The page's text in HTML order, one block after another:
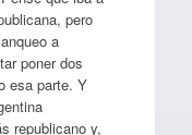
pero
a
poner dos
esa parte. Y
republicano y,